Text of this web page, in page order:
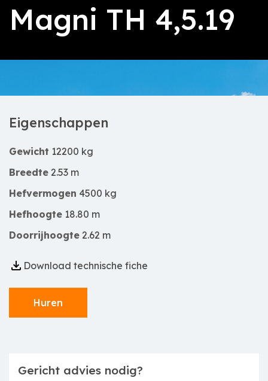
Magni TH 4,5.19
Eigenschappen
Gewicht 12200 kg
Breedte 2.53 m
Hefvermogen 4500 kg
Hefhoogte 18.80 m
Doorrijhoogte 2.62 m
Download technische fiche
Huren
Gericht advies nodig?